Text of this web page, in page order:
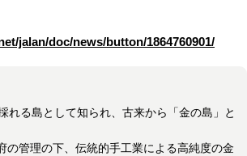
jalan/doc/news/button/1864760901/
れる島として知られ、古来から「金の島」と
の管理の下、伝統的手工業による高純度の金